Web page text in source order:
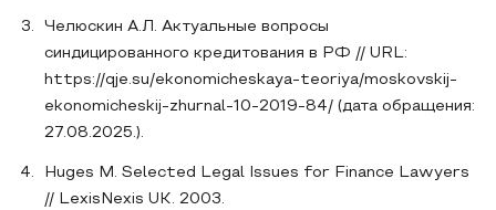
Челюскин А.Л. Актуальные вопросы
синдицированного кредитования в РФ // URL:
https://qje.su/ekonomicheskaya-teoriya/moskovskij-
ekonomicheskij-zhurnal-10-2019-84/ (дата обращения:
27.08.2025.).
Huges M. Selected Legal Issues for Finance Lawyers
// LexisNexis UK. 2003.